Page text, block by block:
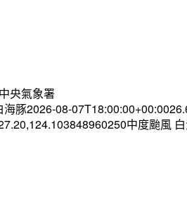
央氣象署
豚2026-08-
中度颱風